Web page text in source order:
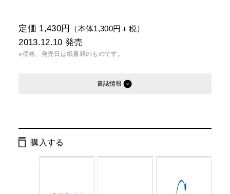
定価 1,430円 （本体1,300円＋税）
2013.12.10 発売
※価格、発売日は紙書籍のものです。
書誌情報
ページ数：
購入する